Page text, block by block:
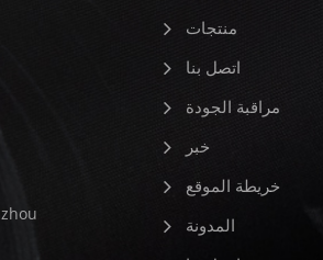
منتجات
اتصل بنا
مراقبة الجودة
خبر
خريطة الموقع
المدونة